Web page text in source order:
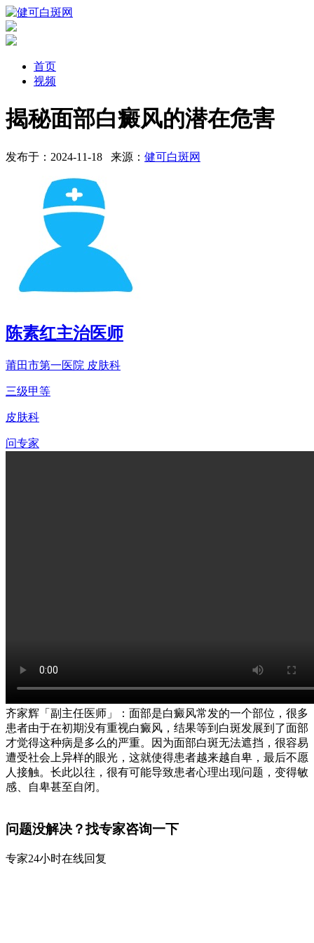
首页
视频
揭秘面部白癜风的潜在危害
发布于：2024-11-18 来源： 健可白斑网
陈素红主治医师
莆田市第一医院 皮肤科
三级甲等
皮肤科
问专家
齐家辉「副主任医师」：面部是白癜风常发的一个部位，很多
患者由于在初期没有重视白癜风，结果等到白斑发展到了面部
才觉得这种病是多么的严重。因为面部白斑无法遮挡，很容易
遭受社会上异样的眼光，这就使得患者越来越自卑，最后不愿
人接触。长此以往，很有可能导致患者心理出现问题，变得敏
感、自卑甚至自闭。
问题没解决？找专家咨询一下
专家24小时在线回复